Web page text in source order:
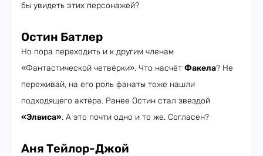
бы увидеть этих персонажей?
Остин Батлер
Но пора переходить и к другим членам
«Фантастической четвёрки». Что насчёт Факела? Не
переживай, на его роль фанаты тоже нашли
подходящего актёра. Ранее Остин стал звездой
«Элвиса». А это почти одно и то же. Согласен?
Аня Тейлор-Джой